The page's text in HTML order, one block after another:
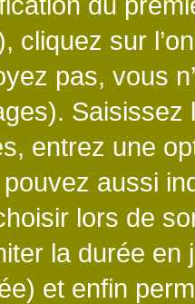
cliquez sur
pas, vous
entrez une
aussi
lors de
la durée
et enfin